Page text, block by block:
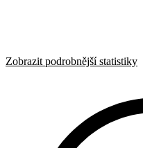
Zobrazit podrobnější statistiky